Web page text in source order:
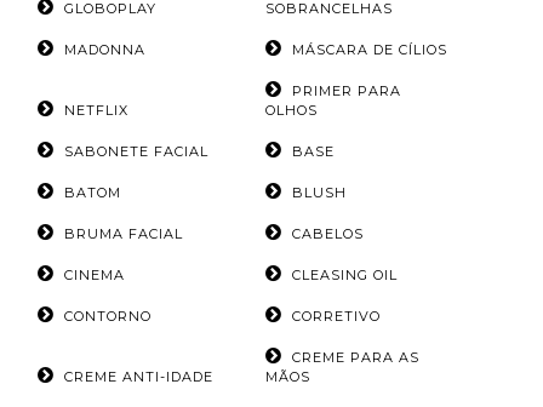
GLOBOPLAY SOBRANCELHAS
MADONNA MÁSCARA DE CÍLIOS
NETFLIX
PRIMER PARA
OLHOS
SABONETE FACIAL BASE
BATOM BLUSH
BRUMA FACIAL CABELOS
CINEMA CLEASING OIL
CONTORNO CORRETIVO
CREME ANTI-IDADE
CREME PARA AS
MÃOS